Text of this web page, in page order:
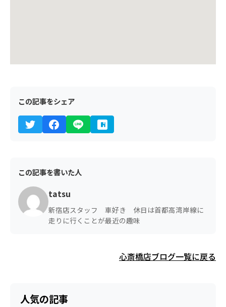
この記事をシェア
この記事を書いた人
tatsu
新宿店スタッフ 車好き 休日は首都高湾岸線に
走りに行くことが最近の趣味
心斎橋店ブログ一覧に戻る
人気の記事